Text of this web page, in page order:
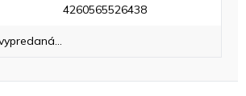
4260565526438